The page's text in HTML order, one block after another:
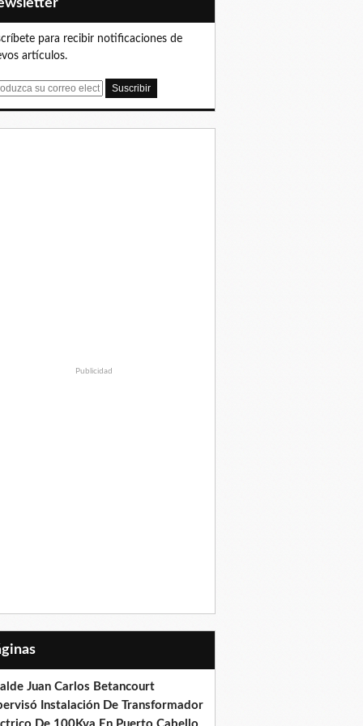
para recibir notificaciones de
artículos.
Publicidad
Juan Carlos Betancourt
Instalación De Transformador